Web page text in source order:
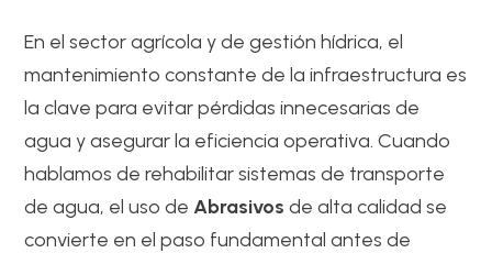
En el sector agrícola y de gestión hídrica, el
mantenimiento constante de la infraestructura es
la clave para evitar pérdidas innecesarias de
agua y asegurar la eficiencia operativa. Cuando
hablamos de rehabilitar sistemas de transporte
de agua, el uso de Abrasivos de alta calidad se
convierte en el paso fundamental antes de